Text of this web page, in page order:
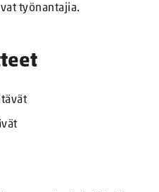
työnantajia.